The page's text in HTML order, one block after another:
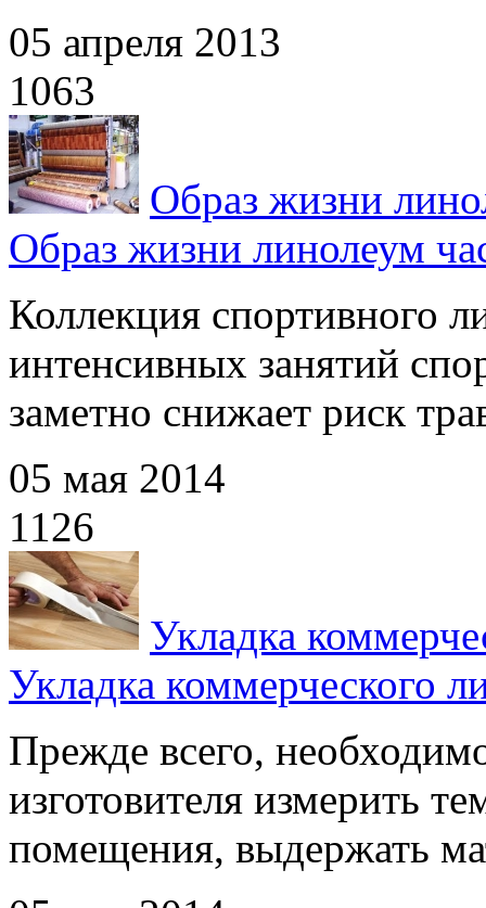
05 апреля 2013
1063
Образ жизни
Образ жизни линолеум
Коллекция спортивного
интенсивных занятий
заметно снижает риск
05 мая 2014
1126
Укладка
Укладка коммерческого
Прежде всего,
изготовителя измерить
помещения, выдержать